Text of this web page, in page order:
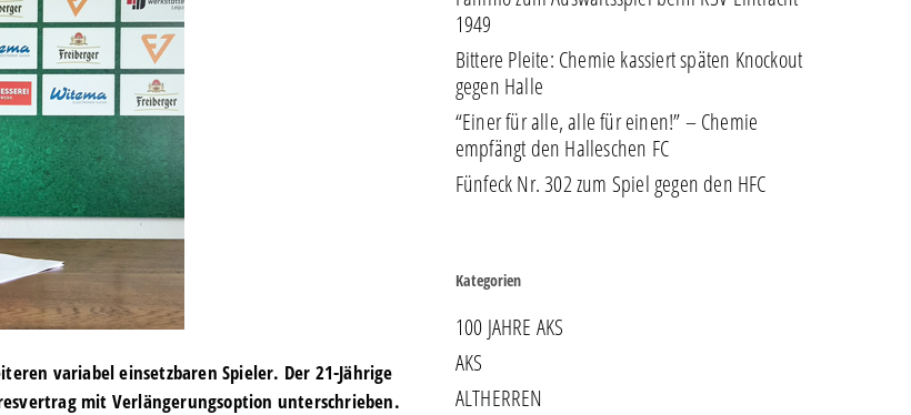
variabel einsetzbaren Spieler. Der 21-Jährige
mit Verlängerungsoption unterschrieben.
1949
Bittere Pleite: Chemie kassiert späten Knockout
gegen Halle
“Einer für alle, alle für einen!” – Chemie
empfängt den Halleschen FC
Fünfeck Nr. 302 zum Spiel gegen den HFC
Kategorien
100 JAHRE AKS
AKS
ALTHERREN